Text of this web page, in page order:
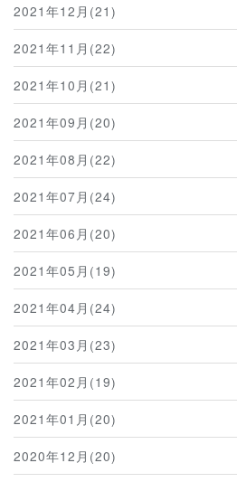
2021年12月(21)
2021年11月(22)
2021年10月(21)
2021年09月(20)
2021年08月(22)
2021年07月(24)
2021年06月(20)
2021年05月(19)
2021年04月(24)
2021年03月(23)
2021年02月(19)
2021年01月(20)
2020年12月(20)